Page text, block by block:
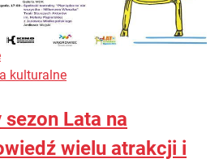
kulturalne
Lata na
wielu atrakcji i